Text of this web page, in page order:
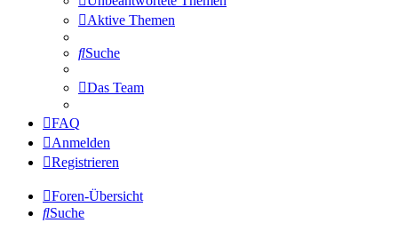
Aktive Themen
Suche
Das Team
FAQ
Anmelden
Registrieren
Foren-Übersicht
Suche